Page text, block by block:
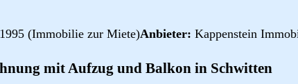
(Immobilie zur Miete)Anbieter: Kappenstein
mit Aufzug und Balkon in Schwitten